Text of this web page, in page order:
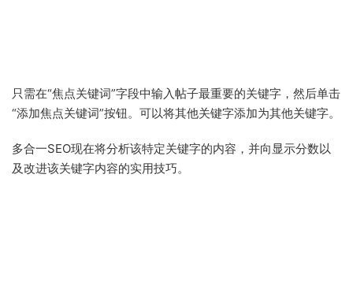
只需在“焦点关键词”字段中输入帖子最重要的关键字，然后单击
“添加焦点关键词”按钮。可以将其他关键字添加为其他关键字。
多合一SEO现在将分析该特定关键字的内容，并向显示分数以
及改进该关键字内容的实用技巧。